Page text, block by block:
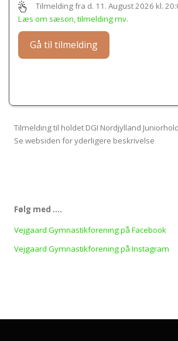
Tilmelding fra d. 11. August 2026 kl.
Læs om sæson, tilmelding mv.
Gå til tilmelding
Tilmelding til holdet DGI Nordjylland
Se websiden for yderligere beskrivelse
Følg med ….
Vejgaard Gymnastikforening på Facebook
Vejgaard Gymnastikforening på Instagram